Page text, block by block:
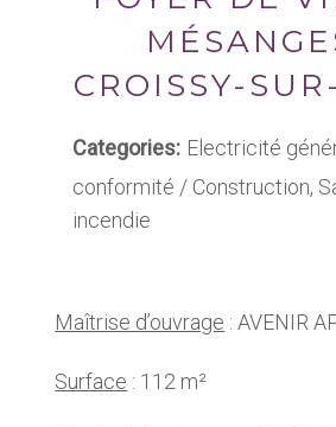
CROISSY-
Categories: Electricité
conformité / Construction,
incendie
Maîtrise d’ouvrage : AVENIR
Surface : 112 m²